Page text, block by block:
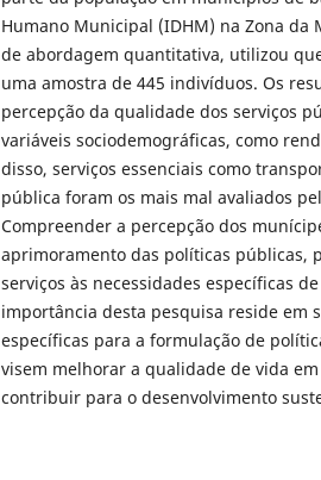
Humano Municipal (IDHM) na Zona da
de abordagem quantitativa, utilizou
uma amostra de 445 indivíduos. Os
percepção da qualidade dos serviços
variáveis sociodemográficas, como
disso, serviços essenciais como
pública foram os mais mal avaliados
Compreender a percepção dos
aprimoramento das políticas públicas,
serviços às necessidades específicas
importância desta pesquisa reside em
específicas para a formulação de
visem melhorar a qualidade de vida
contribuir para o desenvolvimento